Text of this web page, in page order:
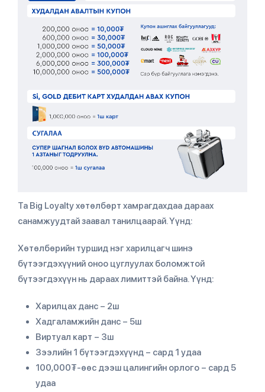
Та Big Loyalty хөтөлбөрт хамрагдахдаа дараах
санамжуудтай заавал танилцаарай. Үүнд:
Хөтөлбөрийн туршид нэг харилцагч шинэ
бүтээгдэхүүний оноо цуглуулах боломжтой
бүтээгдэхүүн нь дараах лимиттэй байна. Үүнд:
Харилцах данс – 2ш
Хадгаламжийн данс – 5ш
Виртуал карт – 3ш
Зээлийн 1 бүтээгдэхүүнд – сард 1 удаа
100,000₮-өөс дээш цалингийн орлого – сард 5
удаа